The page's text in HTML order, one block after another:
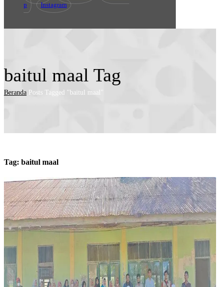
p
Instagram
baitul maal Tag
Beranda Posts Tagged "baitul maal"
Tag: baitul maal